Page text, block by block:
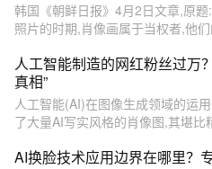
韩国《朝鲜日报》4月2日文章,原
照片的时期,肖像画属于当权者,他
人工智能制造的网红粉丝过万
真相”
人工智能(AI)在图像生成领域的运
了大量AI写实风格的肖像图,其堪比
AI换脸技术应用边界在哪里？